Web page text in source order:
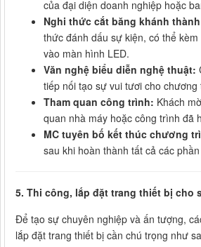
của đại diện doanh nghiệp hoặc
Nghi thức cắt băng khánh
thức đánh dấu sự kiện, có thể
vào màn hình LED.
Văn nghệ biểu diễn nghệ thuật:
tiếp nối tạo sự vui tươi cho chương
Tham quan công trình: Khách
quan nhà máy hoặc công trình đã
MC tuyên bố kết thúc chương
sau khi hoàn thành tất cả các
5. Thi công, lắp đặt trang thiết bị cho
Để tạo sự chuyên nghiệp và ấn tượng,
lắp đặt trang thiết bị cần chú trọng như